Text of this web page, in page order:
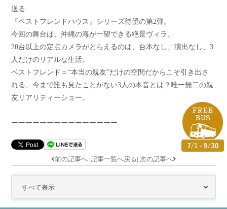
送る
『ベストフレンドハウス』シリーズ待望の第2弾。
今回の舞台は、沖縄の海が一望できる絶景ヴィラ。
20台以上の定点カメラがとらえるのは、台本なし、演出なし、3
人だけのリアルな生活。
ベストフレンド＝“本当の親友”だけの空間だからこそ引き出さ
れる、今まで誰も見たことがない3人の本音とは？唯一無二の親
友リアリティーショー。
ーーーーーーーーーーーーーーー
前の記事へ |記事一覧へ戻る| 次の記事へ
すべて表示